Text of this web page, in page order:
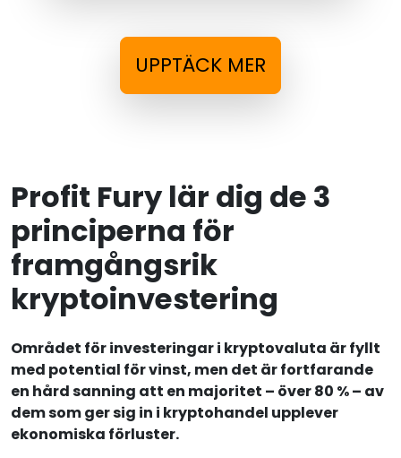
UPPTÄCK MER
Profit Fury lär dig de 3
principerna för
framgångsrik
kryptoinvestering
Området för investeringar i kryptovaluta är fyllt
med potential för vinst, men det är fortfarande
en hård sanning att en majoritet – över 80 % – av
dem som ger sig in i kryptohandel upplever
ekonomiska förluster.